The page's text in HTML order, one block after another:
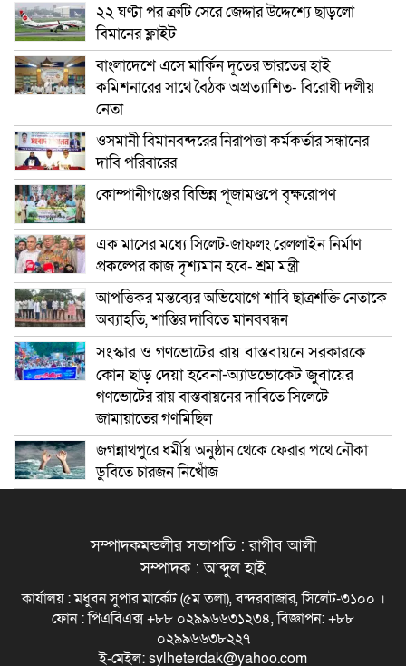
২২ ঘণ্টা পর ত্রুটি সেরে জেদ্দার উদ্দেশ্যে ছাড়লো
বিমানের ফ্লাইট
বাংলাদেশে এসে মার্কিন দূতের ভারতের হাই
কমিশনারের সাথে বৈঠক অপ্রত্যাশিত- বিরোধী দলীয়
নেতা
ওসমানী বিমানবন্দরের নিরাপত্তা কর্মকর্তার সন্ধানের
দাবি পরিবারের
কোম্পানীগঞ্জের বিভিন্ন পূজামণ্ডপে বৃক্ষরোপণ
এক মাসের মধ্যে সিলেট-জাফলং রেললাইন নির্মাণ
প্রকল্পের কাজ দৃশ্যমান হবে- শ্রম মন্ত্রী
আপত্তিকর মন্তব্যের অভিযোগে শাবি ছাত্রশক্তি নেতাকে
অব্যাহতি, শাস্তির দাবিতে মানববন্ধন
সংস্কার ও গণভোটের রায় বাস্তবায়নে সরকারকে
কোন ছাড় দেয়া হবেনা-অ্যাডভোকেট জুবায়ের
গণভোটের রায় বাস্তবায়নের দাবিতে সিলেটে
জামায়াতের গণমিছিল
জগন্নাথপুরে ধর্মীয় অনুষ্ঠান থেকে ফেরার পথে নৌকা
ডুবিতে চারজন নিখোঁজ
সম্পাদকমন্ডলীর সভাপতি : রাগীব আলী
সম্পাদক : আব্দুল হাই
কার্যালয় : মধুবন সুপার মার্কেট (৫ম তলা), বন্দরবাজার, সিলেট-৩১০০ ।
ফোন : পিএবিএক্স +৮৮ ০২৯৯৬৬৩১২৩৪, বিজ্ঞাপন: +৮৮
০২৯৯৬৬৩৮২২৭
ই-মেইল: sylheterdak@yahoo.com